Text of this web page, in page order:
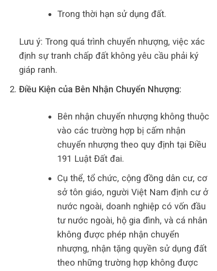
Trong thời hạn sử dụng đất.
Lưu ý: Trong quá trình chuyển nhượng, việc xác
định sự tranh chấp đất không yêu cầu phải ký
giáp ranh.
Điều Kiện của Bên Nhận Chuyển Nhượng:
Bên nhận chuyển nhượng không thuộc
vào các trường hợp bị cấm nhận
chuyển nhượng theo quy định tại Điều
191 Luật Đất đai.
Cụ thể, tổ chức, cộng đồng dân cư, cơ
sở tôn giáo, người Việt Nam định cư ở
nước ngoài, doanh nghiệp có vốn đầu
tư nước ngoài, hộ gia đình, và cá nhân
không được phép nhận chuyển
nhượng, nhận tặng quyền sử dụng đất
theo những trường hợp không được